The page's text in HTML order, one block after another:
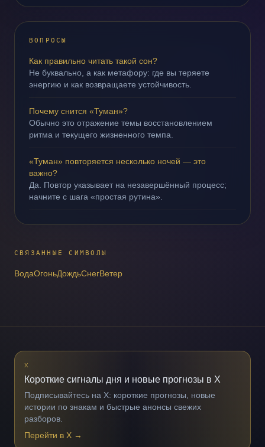
ВОПРОСЫ
Как правильно читать такой сон?
Не буквально, а как метафору: где вы теряете
энергию и как возвращаете устойчивость.
Почему снится «Туман»?
Обычно это отражение темы восстановлением
ритма и текущего жизненного темпа.
«Туман» повторяется несколько ночей — это
важно?
Да. Повтор указывает на незавершённый процесс;
начните с шага «простая рутина».
СВЯЗАННЫЕ СИМВОЛЫ
ВодаОгоньДождьСнегВетер
X
Короткие сигналы дня и новые прогнозы в X
Подписывайтесь на X: короткие прогнозы, новые
истории по знакам и быстрые анонсы свежих
разборов.
Перейти в X →